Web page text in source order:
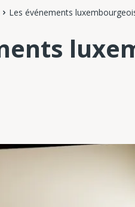
Les événements